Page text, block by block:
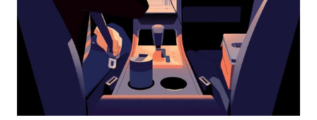
pour
fermer
le
calendrier.